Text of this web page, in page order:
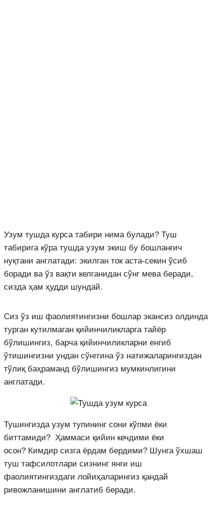
Узум тушда курса табири нима булади? Туш
табирига кўра тушда узум экиш бу бошланғич
нуқтани англатади: экилган ток аста-секин ўсиб
боради ва ўз вақти келганидан сўнг мева беради,
сизда ҳам ҳудди шундай.
Сиз ўз иш фаолиятингизни бошлар экансиз олдинда
турган кутилмаган қийинчиликларга тайёр
бўлишингиз, барча қийинчиликларни енгиб
ўтишингизни ундан сўнггина ўз натижаларингиздан
тўлиқ баҳраманд бўлишингиз мумкинлигини
англатади.
Тушингизда узум тупининг сони кўпми ёки
биттамиди? Ҳаммаси қийин кечдими ёки
осон? Кимдир сизга ёрдам бердими? Шунга ўхшаш
туш тафсилотлари сизнинг янги иш
фаолиятингиздаги лойиҳаларингиз қандай
ривожланишини англатиб беради.